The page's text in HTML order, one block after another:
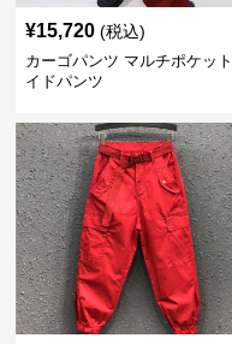
¥15,720 (税込)
カーゴパンツ マルチポケッ
イドパンツ